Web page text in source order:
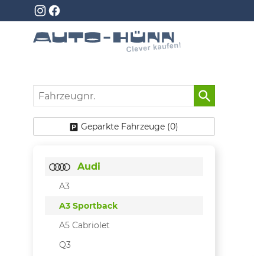
Fahrzeugnr.
Geparkte Fahrzeuge (0)
Audi
A3
A3 Sportback
A5 Cabriolet
Q3